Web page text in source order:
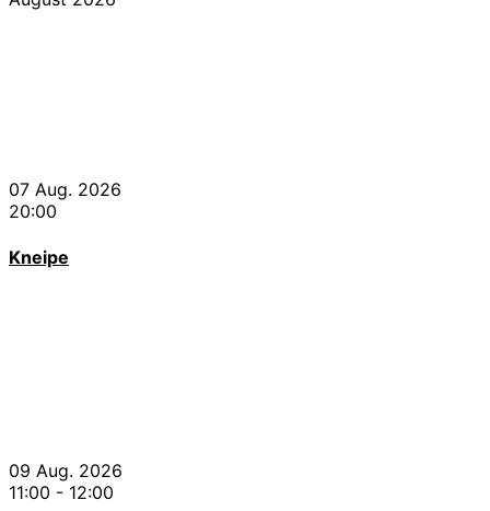
07 Aug. 2026
20:00
Kneipe
09 Aug. 2026
11:00 - 12:00